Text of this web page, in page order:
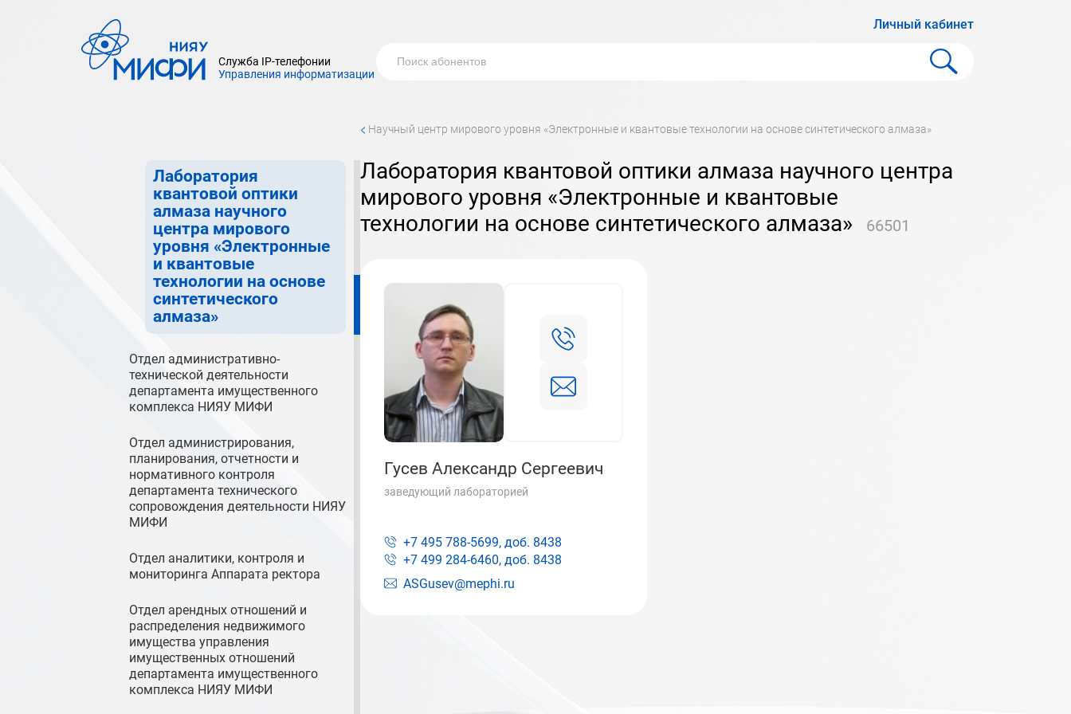
Служба IP-телефонии
Управления информатизации
Личный кабинет
алмаза»
Лаборатория алмазной
Лаборатория
квантовой оптики
алмаза научного
центра мирового
уровня «Электронные
и квантовые
технологии на основе
синтетического
алмаза»
Отдел административно-
технической деятельности
департамента имущественного
комплекса НИЯУ МИФИ
Отдел администрирования,
планирования, отчетности и
нормативного контроля
департамента технического
сопровождения деятельности НИЯУ
МИФИ
Отдел аналитики, контроля и
мониторинга Аппарата ректора
Отдел арендных отношений и
распределения недвижимого
имущества управления
имущественных отношений
департамента имущественного
комплекса НИЯУ МИФИ
< научный центр мирового уровня «Электронные и квантовые технологии на основе синтетического алмаза»
Лаборатория квантовой оптики алмаза научного центра
мирового уровня «Электронные и квантовые
технологии на основе синтетического алмаза»
66501
Гусев Александр Сергеевич
заведующий лабораторией
ASGusev@mephi.ru
+7 495 788-5699, доб. 8438
+7 499 284-6460, доб. 8438